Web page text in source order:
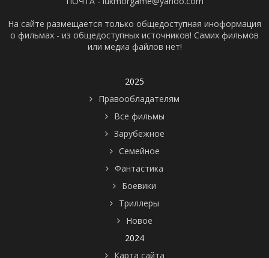
На сайте размещается только общедоступная иноформация
о фильмах - из общедоступных источников! Самих фильмов
или медиа файлов нет!
2025
Правообладателям
Все фильмы
Зарубежное
Семейное
Фантастика
Боевики
Триллеры
Новое
2024
Карта сайта